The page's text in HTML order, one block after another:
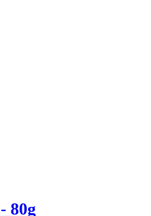
80g